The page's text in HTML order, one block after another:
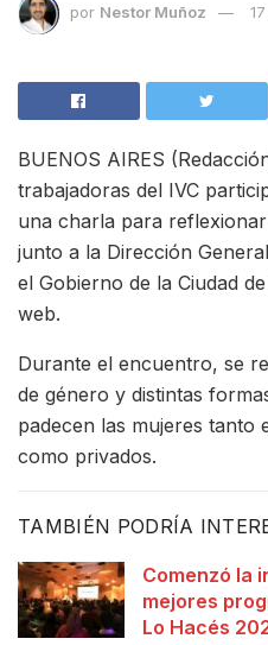
por Nestor Muñoz
BUENOS AIRES
trabajadoras del IVC
una charla para
junto a la Dirección
el Gobierno de la Ciudad
web.
Durante el encuentro, se
de género y distintas
padecen las mujeres tanto
como privados.
TAMBIÉN PODRÍA
Comenzó la
mejores
Lo Hacés